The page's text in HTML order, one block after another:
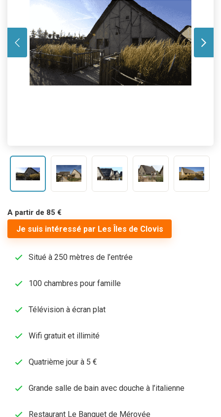
A partir de 85 €
Je suis intéressé par Les Îles de Clovis
Situé à 250 mètres de l’entrée
100 chambres pour famille
Télévision à écran plat
Wifi gratuit et illimité
Quatrième jour à 5 €
Grande salle de bain avec douche à l’italienne
Restaurant Le Banquet de Mérovée